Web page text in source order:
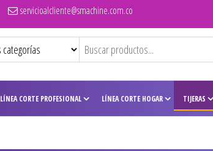
servicioalcliente@smachine.com.co
LÍNEA CORTE PROFESIONAL LÍNEA CORTE HOGAR TIJERAS